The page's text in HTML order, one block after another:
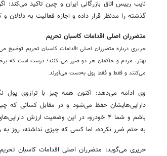
نایب رییس اتاق بازرگانی ایران و چین تاکید می‌کند:
گذشته را مدنظر قرار داده و اجازه فعالیت به دلالان
متضرران اصلی اقدامات کاسبان تحریم
حریری درباره متضرران اصلی اقدامات کاسبان تحریم
بهتر، مردم و حاکمان هر دو ضرر می کنند؛ درست است که
می‌کنند و فقط و فقط پول به‌دست می‌آورند.
وی ادامه می‌دهد: ‌اکنون همه چیز با ترازوی پول
به حتم ضرر نکرده، اما کسی که چیزی نداشته، روز
حریری می‌گوید: ‌متضرران اصلی اقدامات کاسبان